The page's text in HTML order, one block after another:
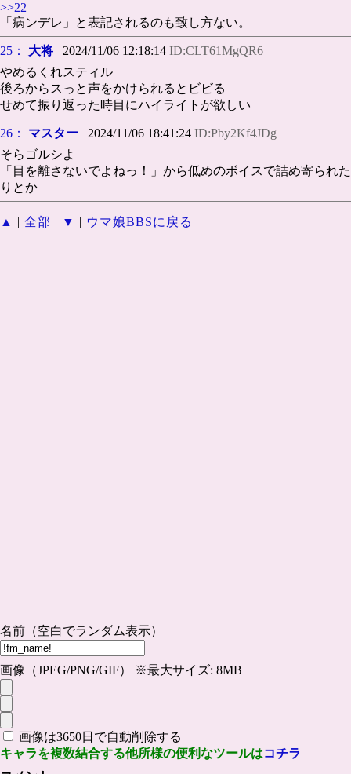
>>22
「病ンデレ」と表記されるのも致し方ない。
25： 大将 2024/11/06 12:18:14 ID:CLT61MgQR6
やめるくれスティル
後ろからスっと声をかけられるとビビる
せめて振り返った時目にハイライトが欲しい
26： マスター 2024/11/06 18:41:24 ID:Pby2Kf4JDg
そらゴルシよ
「目を離さないでよねっ！」から低めのボイスで詰め寄られた
りとか
▲ | 全部 | ▼ | ウマ娘BBSに戻る
名前（空白でランダム表示）
画像（JPEG/PNG/GIF） ※最大サイズ: 8MB
画像は3650日で自動削除する
キャラを複数結合する他所様の便利なツールはコチラ